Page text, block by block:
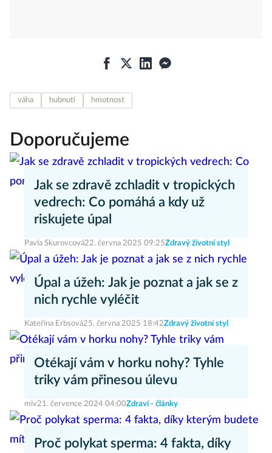
váha hubnutí hmotnost
Doporučujeme
Jak se zdravě zchladit v tropických
vedrech: Co pomáhá a kdy už
riskujete úpal
Pavla Skurovcová22. června 2025 09:25Zdravý životní styl
Úpal a úžeh: Jak je poznat a jak se z
nich rychle vyléčit
Kateřina Erbsová25. června 2025 18:42Zdravý životní styl
Otékají vám v horku nohy? Tyhle
triky vám přinesou úlevu
miv21. července 2024 04:00Zdraví - články
Proč polykat sperma: 4 fakta, díky